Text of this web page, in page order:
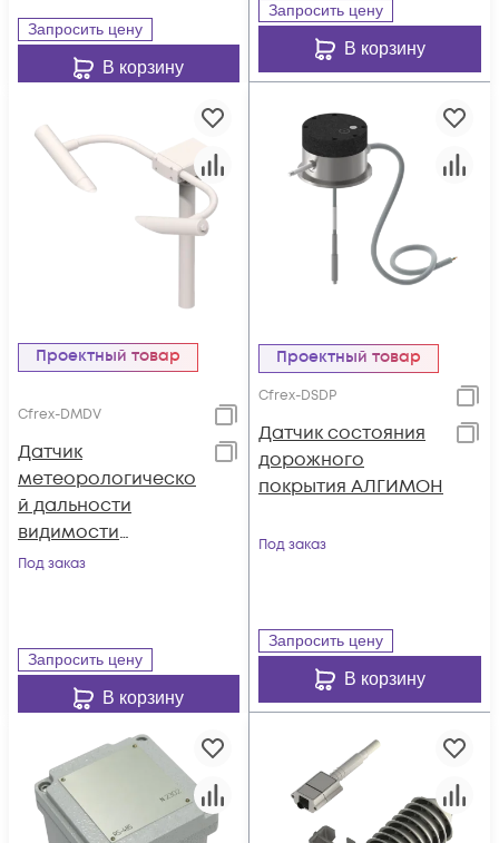
Запросить цену
В корзину
Запросить цену
В корзину
Проектный товар
Cfrex-DMDV
Датчик
метеорологическо
й дальности
видимости
АЛЬБИОН
Под заказ
Запросить цену
В корзину
Проектный товар
Cfrex-DSDP
Датчик состояния
дорожного
покрытия АЛГИМОН
Под заказ
Запросить цену
В корзину